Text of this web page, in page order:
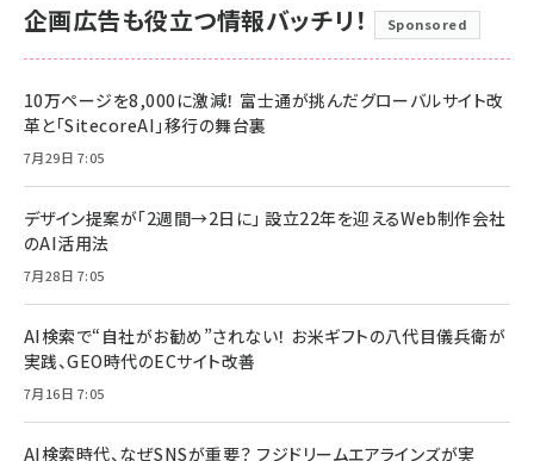
企画広告も役立つ情報バッチリ！ Sponsored
10万ページを8,000に激減！ 富士通が挑んだグローバルサイト改
革と「SitecoreAI」移行の舞台裏
7月29日 7:05
デザイン提案が「2週間→2日に」 設立22年を迎えるWeb制作会社
のAI活用法
7月28日 7:05
AI検索で“自社がお勧め”されない！ お米ギフトの八代目儀兵衛が
実践、GEO時代のECサイト改善
7月16日 7:05
AI検索時代、なぜSNSが重要？ フジドリームエアラインズが実